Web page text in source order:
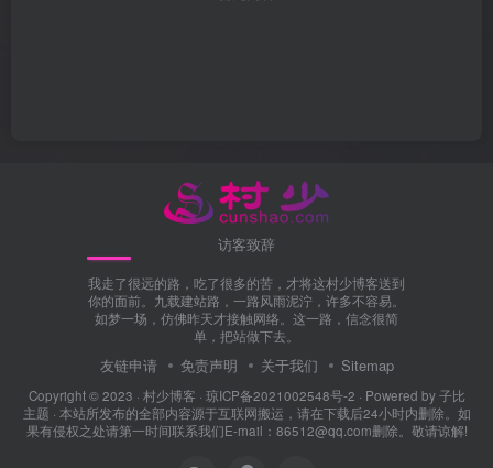
访客致辞
我走了很远的路，吃了很多的苦，才将这村少博客送到
你的面前。九载建站路，一路风雨泥泞，许多不容易。
如梦一场，仿佛昨天才接触网络。这一路，信念很简
单，把站做下去。
友链申请 免责声明 关于我们 Sitemap
Copyright © 2023 · 村少博客 · 琼ICP备2021002548号-2 · Powered by子比
主题 · 本站所发布的全部内容源于互联网搬运，请在下载后24小时内删除。如
果有侵权之处请第一时间联系我们E-mail：86512@qq.com删除。敬请谅解!